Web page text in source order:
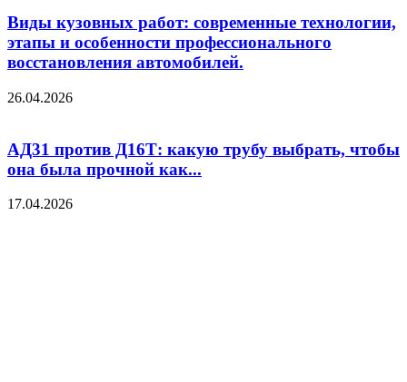
Виды кузовных работ: современные технологии,
этапы и особенности профессионального
восстановления автомобилей.
26.04.2026
АД31 против Д16Т: какую трубу выбрать, чтобы
она была прочной как...
17.04.2026